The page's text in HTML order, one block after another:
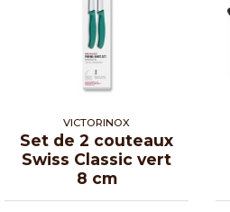
VICTORINOX
Set de 2 couteaux
Swiss Classic vert
8 cm